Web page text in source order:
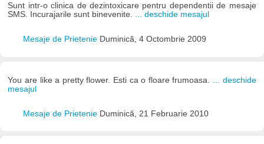
Sunt intr-o clinica de dezintoxicare pentru dependentii de mesaje
SMS. Incurajarile sunt binevenite.
... deschide mesajul
Mesaje de Prietenie Duminică, 4 Octombrie 2009
You are like a pretty flower. Esti ca o floare frumoasa.
... deschide
mesajul
Mesaje de Prietenie Duminică, 21 Februarie 2010